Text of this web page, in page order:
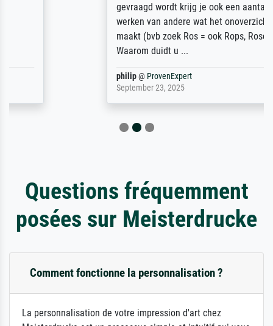
gevraagd wordt krijg je ook een aantal
werken van andere wat het onoverzichtelijk
maakt (bvb zoek Ros = ook Rops, Rose etc).
Waarom duidt u ...
ProvenExpert
September 23, 2025
Questions fréquemment
posées sur Meisterdrucke
Comment fonctionne la personnalisation ?
La personnalisation de votre impression d'art chez